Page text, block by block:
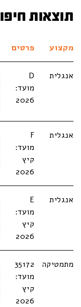
תוצאות
מקצוע פרטים
אנגלית
D
מועד:
2026
אנגלית
F
מועד:
קיץ
2026
אנגלית
E
מועד:
קיץ
2026
מתמטיקה
35172
מועד:
קיץ
2026